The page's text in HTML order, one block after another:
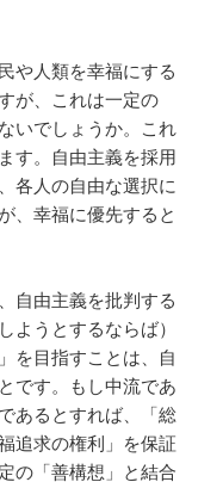
や人類を幸福にする
が、これは一定の
いでしょうか。これ
す。自由主義を採用
各人の自由な選択に
、幸福に優先すると
自由主義を批判する
ようとするならば）
を目指すことは、自
です。もし中流であ
あるとすれば、「総
追求の権利」を保証
の「善構想」と結合